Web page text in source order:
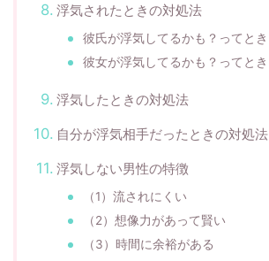
浮気されたときの対処法
彼氏が浮気してるかも？ってとき
彼女が浮気してるかも？ってとき
浮気したときの対処法
自分が浮気相手だったときの対処法
浮気しない男性の特徴
（1）流されにくい
（2）想像力があって賢い
（3）時間に余裕がある